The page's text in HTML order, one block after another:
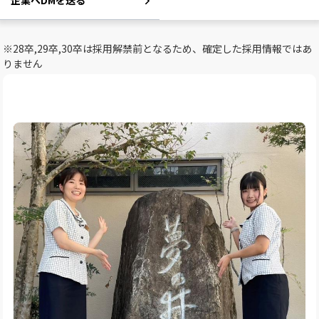
※28卒,29卒,30卒は採用解禁前となるため、確定した採用情報ではあ
りません